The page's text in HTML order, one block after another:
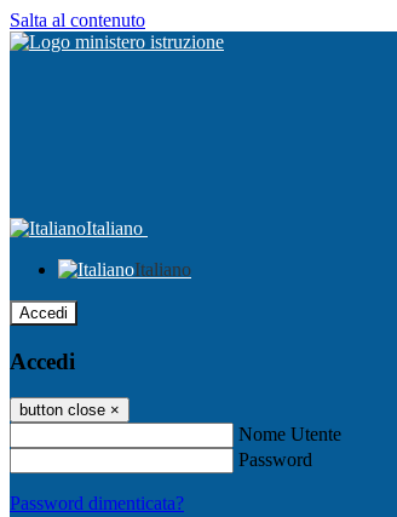
Salta al contenuto
Italiano
Italiano
Accedi
Accedi
button close ×
Nome Utente
Password
Password dimenticata?